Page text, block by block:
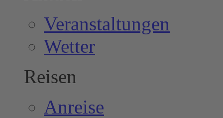
Veranstaltungen
Wetter
Reisen
Anreise